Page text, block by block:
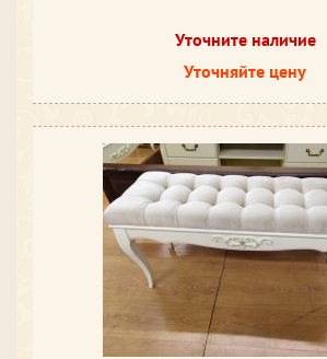
Уточните наличие
Уточняйте цену